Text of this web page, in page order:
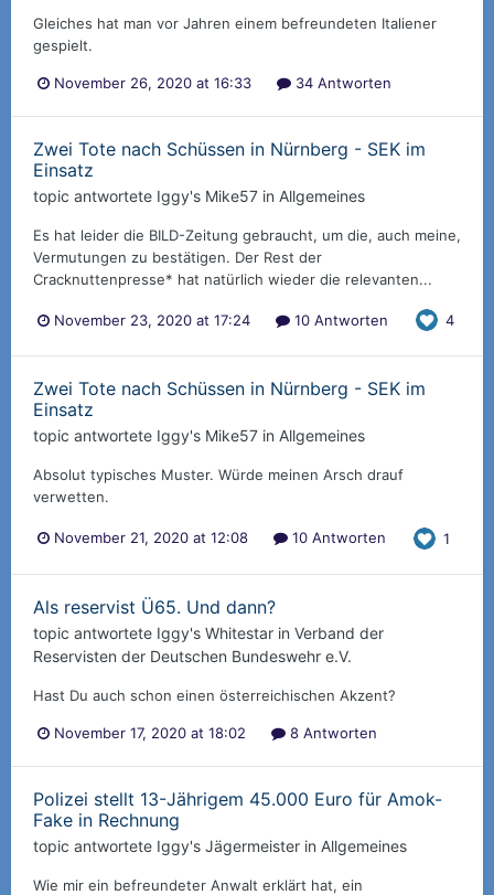
Gleiches hat man vor Jahren einem befreundeten Italiener
gespielt.
November 26, 2020 at 16:33 34 Antworten
Zwei Tote nach Schüssen in Nürnberg - SEK im
Einsatz
topic antwortete Iggy's Mike57 in Allgemeines
Es hat leider die BILD-Zeitung gebraucht, um die, auch meine,
Vermutungen zu bestätigen. Der Rest der
Cracknuttenpresse* hat natürlich wieder die relevanten...
November 23, 2020 at 17:24 10 Antworten 4
Zwei Tote nach Schüssen in Nürnberg - SEK im
Einsatz
topic antwortete Iggy's Mike57 in Allgemeines
Absolut typisches Muster. Würde meinen Arsch drauf
verwetten.
November 21, 2020 at 12:08 10 Antworten 1
Als reservist Ü65. Und dann?
topic antwortete Iggy's Whitestar in Verband der
Reservisten der Deutschen Bundeswehr e.V.
Hast Du auch schon einen österreichischen Akzent?
November 17, 2020 at 18:02 8 Antworten
Polizei stellt 13-Jährigem 45.000 Euro für Amok-
Fake in Rechnung
topic antwortete Iggy's Jägermeister in Allgemeines
Wie mir ein befreundeter Anwalt erklärt hat, ein